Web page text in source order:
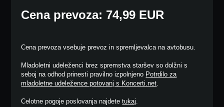
Cena prevoza: 74,99 EUR
Cena prevoza vsebuje prevoz in spremljevalca na avtobusu.
Mladoletni udeleženci brez spremstva staršev so dolžni s
seboj na odhod prinesti pravilno izpolnjeno Potrdilo za
mladoletne udeležence potovanj s Koncerti.net.
Celotne pogoje poslovanja najdetetukaj.